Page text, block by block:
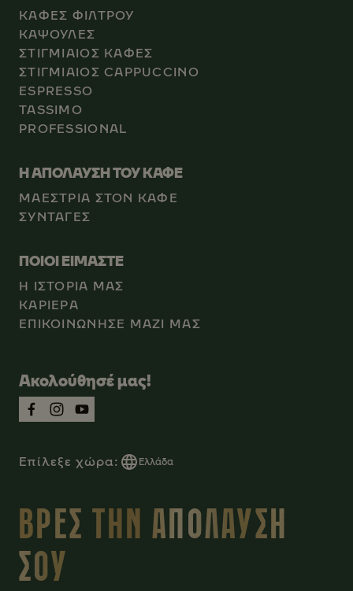
ΚΑΦΕΣ ΦΙΛΤΡΟΥ
ΚΑΨΟΥΛΕΣ
ΣΤΙΓΜΙΑΙΟΣ ΚΑΦΕΣ
ΣΤΙΓΜΙΑΙΟΣ CAPPUCCINO
ESPRESSO
TASSIMO
PROFESSIONAL
Η ΑΠΟΛΑΥΣΗ ΤΟΥ ΚΑΦΕ
ΜΑΕΣΤΡΙΑ ΣΤΟΝ ΚΑΦΕ
ΣΥΝΤΑΓΕΣ
ΠΟΙΟΙ ΕΙΜΑΣΤΕ
Η ΙΣΤΟΡΙΑ ΜΑΣ
ΚΑΡΙEΡΑ
ΕΠΙΚΟΙΝΩΝΗΣΕ ΜΑΖΙ ΜΑΣ
Ακολούθησέ μας!
Επίλεξε χώρα: Ελλάδα
ΒΡΕΣ ΤΗΝ ΑΠΟΛΑΥΣΗ
ΣΟΥ